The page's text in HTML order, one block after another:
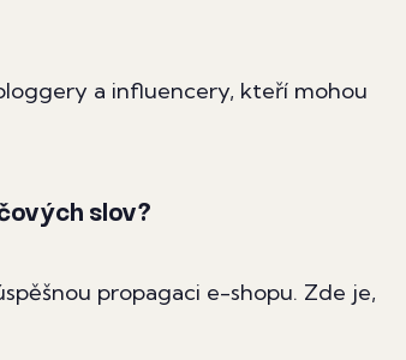
a influencery, kteří mohou
slov?
propagaci e-shopu. Zde je,